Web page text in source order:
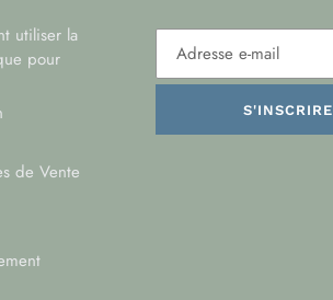
utiliser la
pour
de Vente
S'INSCRIRE